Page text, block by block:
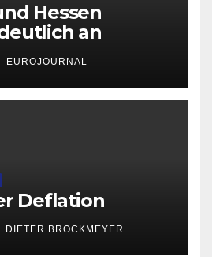
Hessen
an
für Startup-
EUROJOURNAL
Deflation
DIETER BROCKMEYER